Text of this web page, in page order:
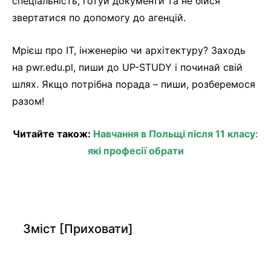
звертатися по допомогу до агенцій.
Мрієш про ІТ, інженерію чи архітектуру? Заходь
на pwr.edu.pl, пиши до UP-STUDY і починай свій
шлях. Якщо потрібна порада – пиши, розберемося
разом!
Читайте також: Навчання в Польщі після 11 класу:
які професії обрати
Зміст [Приховати]